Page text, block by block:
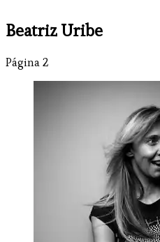
Beatriz Uribe
Página 2